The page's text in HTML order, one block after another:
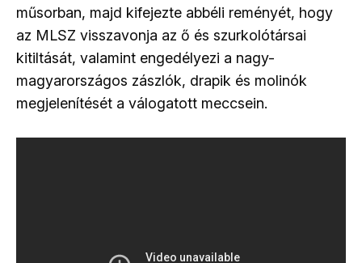
műsorban, majd kifejezte abbéli reményét, hogy
az MLSZ visszavonja az ő és szurkolótársai
kitiltását, valamint engedélyezi a nagy-
magyarországos zászlók, drapik és molinók
megjelenítését a válogatott meccsein.